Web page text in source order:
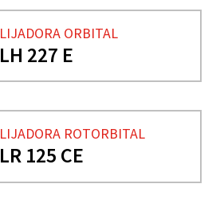
LIJADORA ORBITAL
LH 227 E
LIJADORA ROTORBITAL
LR 125 CE